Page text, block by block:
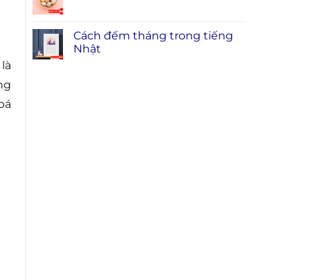
Cách đếm tháng trong tiếng
Nhật